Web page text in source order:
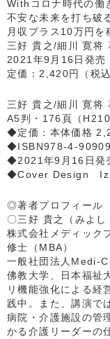
Withコロナ時代の働
不安な未来を打ち破
月収プラス10万円を
三好 貴之/細川 寛将
2021年9月16日発売
定価：2,420円（税込
三好 貴之/細川 寛将
A5判・176頁（
◆定価：本体価格
◆ISBN978-4-
◆2021年9月16日発
◆Cover Design
◎著者プロフィール
〇三好 貴之（みよし
株式会社メディック
修士（MBA）
一般社団法人Medi-
佛教大学、日本福祉
リ機能強化による経
践中。また、講演で
病院・介護施設の管
かる介護リーダーの